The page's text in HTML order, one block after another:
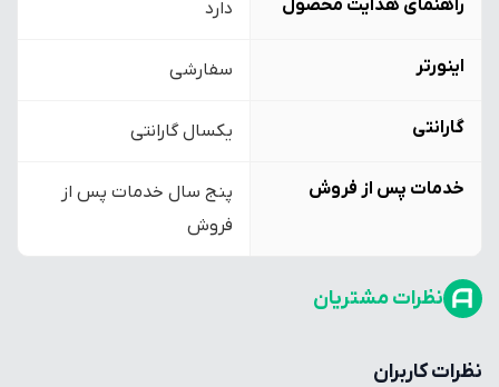
راهنمای هدایت محصول دارد
اینورتر سفارشی
گارانتی یکسال گارانتی
خدمات پس از فروش
پنج سال خدمات پس از
فروش
نظرات مشتریان
نظرات کاربران